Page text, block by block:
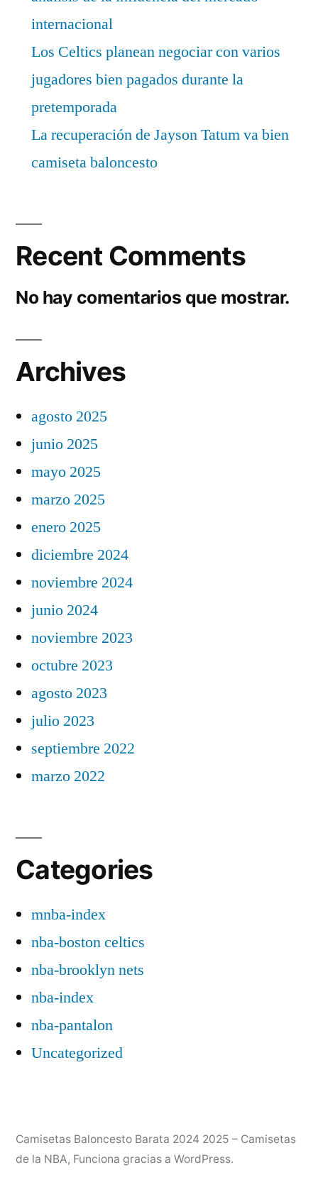
internacional
Los Celtics planean negociar con varios
jugadores bien pagados durante la
pretemporada
La recuperación de Jayson Tatum va bien
camiseta baloncesto
Recent Comments
No hay comentarios que mostrar.
Archives
agosto 2025
junio 2025
mayo 2025
marzo 2025
enero 2025
diciembre 2024
noviembre 2024
junio 2024
noviembre 2023
octubre 2023
agosto 2023
julio 2023
septiembre 2022
marzo 2022
Categories
mnba-index
nba-boston celtics
nba-brooklyn nets
nba-index
nba-pantalon
Uncategorized
Camisetas Baloncesto Barata 2024 2025 – Camisetas
de la NBA, Funciona gracias a WordPress.